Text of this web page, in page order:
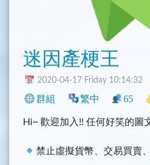
迷因產梗王
2020-04-17 Friday 10:14:32
群組 繁中 65
Hi~ 歡迎加入!! 任何好笑的圖
禁止虛擬貨幣、交易買賣